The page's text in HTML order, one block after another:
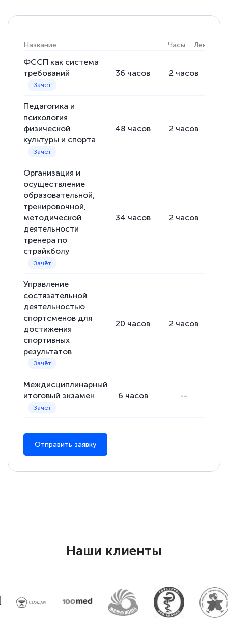
Название Часы Лекции
ФССП как система
требований
36 часов 2 часов
Педагогика и
психология
физической
культуры и спорта
48 часов 2 часов
Организация и
осуществление
образовательной,
тренировочной,
методической
деятельности
тренера по
страйкболу
34 часов 2 часов
Управление
состязательной
деятельностью
спортсменов для
достижения
спортивных
результатов
20 часов 2 часов
Междисциплинарный
итоговый экзамен
6 часов --
Отправить заявку
Наши клиенты